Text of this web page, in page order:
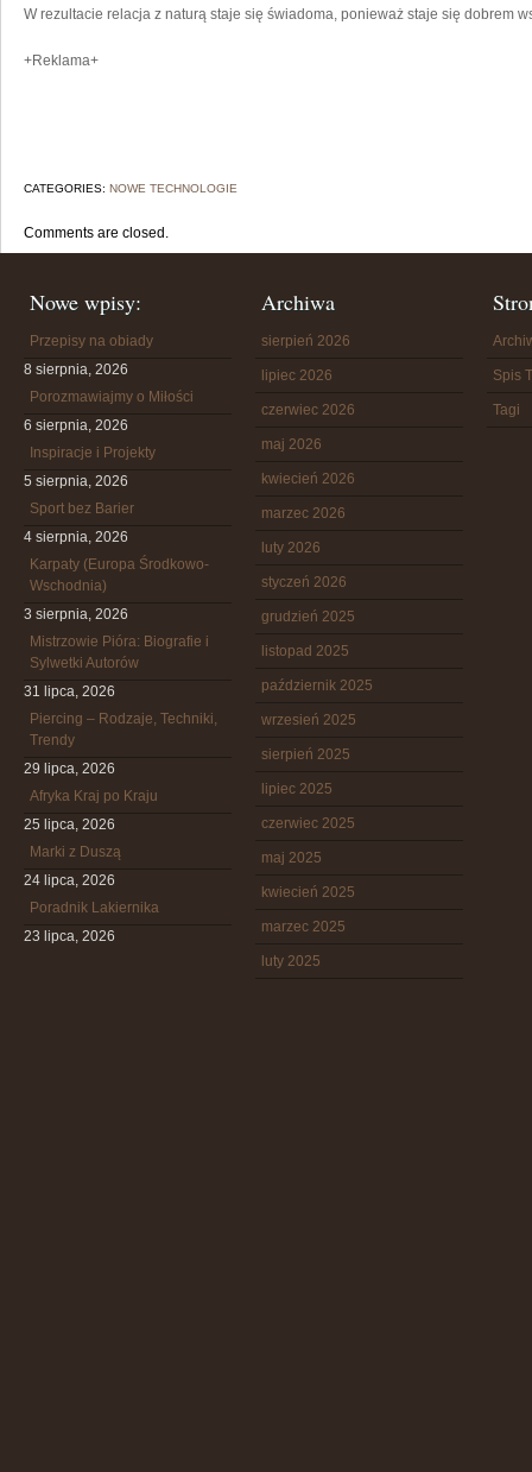
W rezultacie relacja z naturą staje się świadoma, ponieważ staje się dobrem
+Reklama+
CATEGORIES: NOWE TECHNOLOGIE
Comments are closed.
Nowe wpisy:
Przepisy na obiady
8 sierpnia, 2026
Porozmawiajmy o Miłości
6 sierpnia, 2026
Inspiracje i Projekty
5 sierpnia, 2026
Sport bez Barier
4 sierpnia, 2026
Karpaty (Europa Środkowo-
Wschodnia)
3 sierpnia, 2026
Mistrzowie Pióra: Biografie i
Sylwetki Autorów
31 lipca, 2026
Piercing – Rodzaje, Techniki,
Trendy
29 lipca, 2026
Afryka Kraj po Kraju
25 lipca, 2026
Marki z Duszą
24 lipca, 2026
Poradnik Lakiernika
23 lipca, 2026
Archiwa
sierpień 2026
lipiec 2026
czerwiec 2026
maj 2026
kwiecień 2026
marzec 2026
luty 2026
styczeń 2026
grudzień 2025
listopad 2025
październik 2025
wrzesień 2025
sierpień 2025
lipiec 2025
czerwiec 2025
maj 2025
kwiecień 2025
marzec 2025
luty 2025
Spis
Tagi